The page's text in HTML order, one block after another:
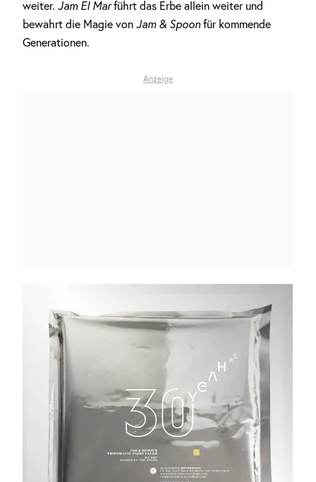
weiter. Jam El Marführt das Erbe allein weiter und
bewahrt die Magie von Jam & Spoonfür kommende
Generationen.
Anzeige